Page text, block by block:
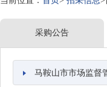
采购公告
马鞍山市市场监督